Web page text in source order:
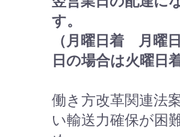
す。
（月曜日着 月曜
日の場合は火曜日着
働き方改革関連法
い輸送力確保が困